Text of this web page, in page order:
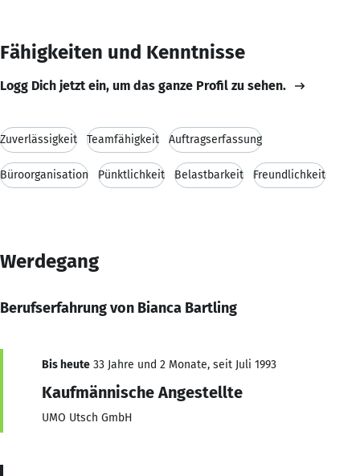
Fähigkeiten und Kenntnisse
Logg Dich jetzt ein, um das ganze Profil zu sehen.
Zuverlässigkeit Teamfähigkeit Auftragserfassung
Büroorganisation Pünktlichkeit Belastbarkeit Freundlichkeit
Werdegang
Berufserfahrung von Bianca Bartling
Bis heute 33 Jahre und 2 Monate, seit Juli 1993
Kaufmännische Angestellte
UMO Utsch GmbH